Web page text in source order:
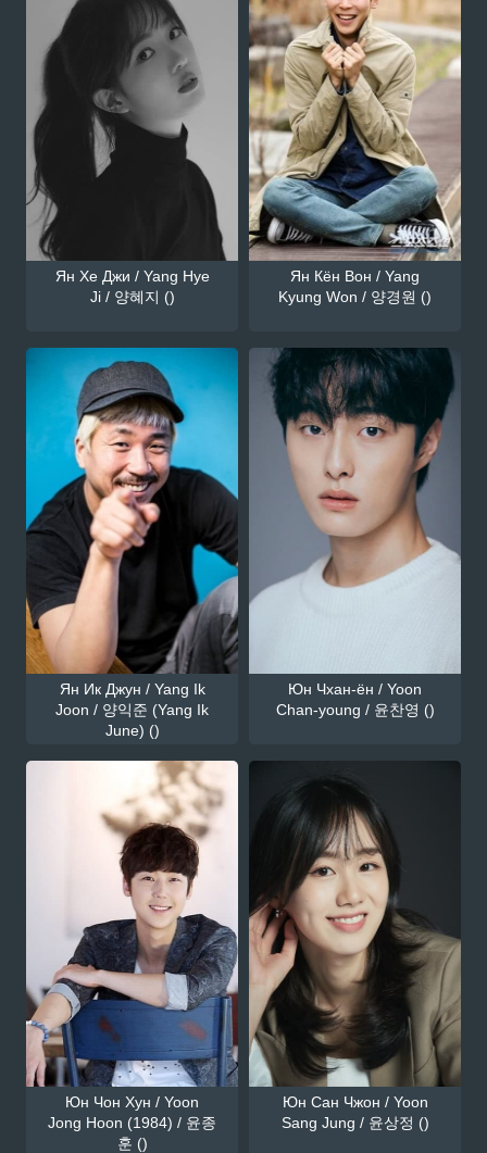
Ян Хе Джи / Yang Hye
Ji / 양혜지 ()
Ян Кён Вон / Yang
Kyung Won / 양경원 ()
Ян Ик Джун / Yang Ik
Joon / 양익준 (Yang Ik
June) ()
Юн Чхан-ён / Yoon
Chan-young / 윤찬영 ()
Юн Чон Хун / Yoon
Jong Hoon (1984) / 윤종
훈 ()
Юн Сан Чжон / Yoon
Sang Jung / 윤상정 ()